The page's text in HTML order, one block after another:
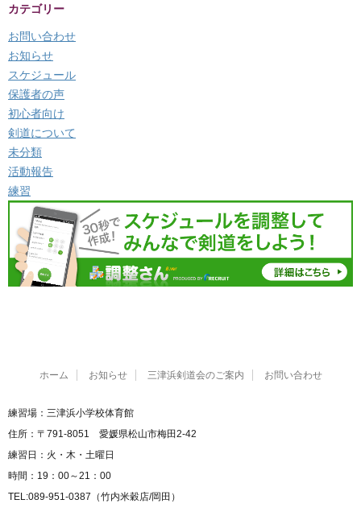
カテゴリー
お問い合わせ
お知らせ
スケジュール
保護者の声
初心者向け
剣道について
未分類
活動報告
練習
ホーム お知らせ 三津浜剣道会のご案内 お問い合わせ
練習場：三津浜小学校体育館
住所：〒791-8051 愛媛県松山市梅田2-42
練習日：火・木・土曜日
時間：19：00～21：00
TEL:089-951-0387（竹内米穀店/岡田）